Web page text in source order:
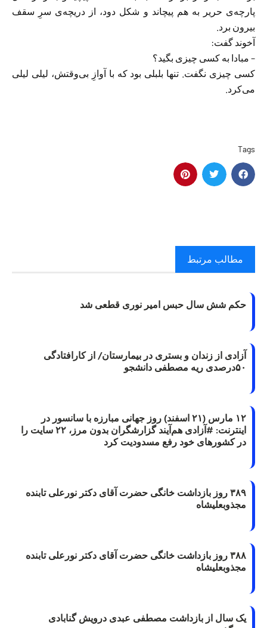
پارچه‌ی حریر به هم پیچاند و شکل دود، از دریچه‌‌ی سرِ سقف
بیرون برد.
آخوند گفت:
– مبادا به کسی چیزى بگید؟
کسی چیزى نگفت. تنها بلبلى بود که با آوازِ بی‌وقتش، لیلی لیلى
مى‌کرد.
Tags
مطالب مرتبط
حکم شش سال حبس امیر نوری قطعی شد
آزادی از زندان و بستری در بیمارستان/ از کارافتادگی
۵۰درصدی ریه مصطفی دانشجو
۱۲ مارس (۲۱ اسفند) روز جهانی مبارزه با سانسور در
اینترنت: #آزادی هم‌آیند گزارشگران‌ بدون مرز، ۲۲ سایت را
در کشورهای خود رفع مسدودیت کرد
۳۸۹ روز بازداشت خانگی حضرت آقای دکتر نورعلی تابنده
مجذوبعلیشاه
۳۸۸ روز بازداشت خانگی حضرت آقای دکتر نورعلی تابنده
مجذوبعلیشاه
یک سال از بازداشت مصطفی عبدی درویش گنابادی